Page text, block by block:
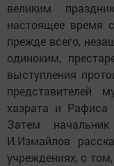
великим
настоящее время
прежде всего,
одиноким,
выступления
представителей
хазрата и Рафиса
Затем
И.Измайлов
учреждениях, о